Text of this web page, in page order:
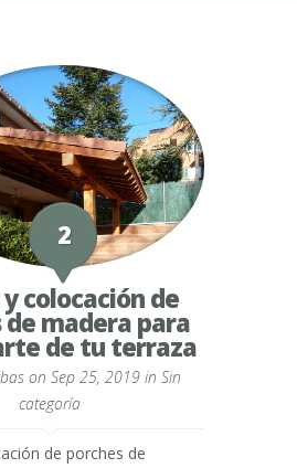
2
y colocación de
de madera para
de tu terraza
on Sep 25, 2019 in Sin
categoría
de porches de